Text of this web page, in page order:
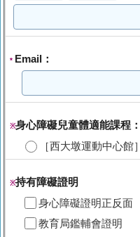
* Email：
※身心障礙兒童體適能課程：
［西大墩運動中心館
※持有障礙證明
身心障礙證明正反面
教育局鑑輔會證明